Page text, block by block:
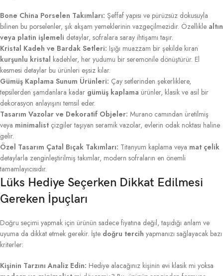
Bone China Porselen Takımları: Şeffaf yapısı ve pürüzsüz dokusuyla
bilinen bu porselenler, şık akşam yemeklerinin vazgeçilmezidir. Özellikle altın
veya platin işlemeli detaylar, sofralara saray ihtişamı taşır.
Kristal Kadeh ve Bardak Setleri: Işığı muazzam bir şekilde kıran
kurşunlu kristal kadehler, her yudumu bir seremonile dönüştürür. El
kesmesi detaylar bu ürünleri eşsiz kılar.
Gümüş Kaplama Sunum Ürünleri: Çay setlerinden şekerliklere,
tepsilerden şamdanlara kadar gümüş kaplama ürünler, klasik ve asil bir
dekorasyon anlayışını temsil eder.
Tasarım Vazolar ve Dekoratif Objeler: Murano camından üretilmiş
veya minimalist çizgiler taşıyan seramik vazolar, evlerin odak noktası haline
gelir.
Özel Tasarım Çatal Bıçak Takımları: Titanyum kaplama veya mat çelik
detaylarla zenginleştirilmiş takımlar, modern sofraların en önemli
tamamlayıcısıdır.
Lüks Hediye Seçerken Dikkat Edilmesi
Gereken İpuçları
Doğru seçimi yapmak için ürünün sadece fiyatına değil, taşıdığı anlam ve
uyuma da dikkat etmek gerekir. İşte doğru tercih yapmanızı sağlayacak bazı
kriterler:
Kişinin Tarzını Analiz Edin: Hediye alacağınız kişinin evi klasik mi yoksa